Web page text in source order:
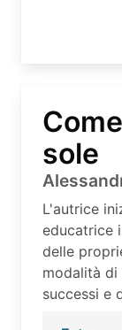
sole
L'autrice
educatrice
delle
modalità
successi e